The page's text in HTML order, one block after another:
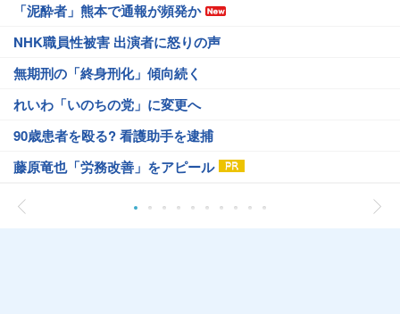
「泥酔者」熊本で通報が頻発か
NHK職員性被害 出演者に怒りの声
無期刑の「終身刑化」傾向続く
れいわ「いのちの党」に変更へ
90歳患者を殴る? 看護助手を逮捕
藤原竜也「労務改善」をアピール